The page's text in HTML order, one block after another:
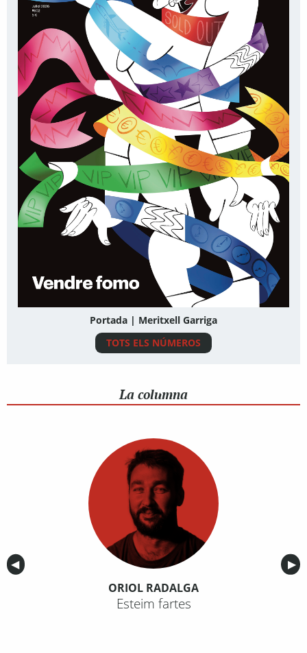
Portada | Meritxell Garriga
TOTS ELS NÚMEROS
La columna
Anterior
◀︎ ▶︎
ORIOL RADALGA
Esteim fartes